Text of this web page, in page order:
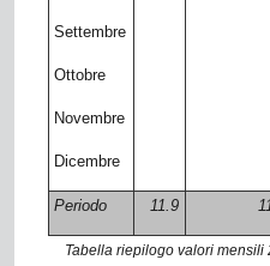
Settembre
Ottobre
Novembre
Dicembre
Periodo 11.9
Tabella riepilogo valori